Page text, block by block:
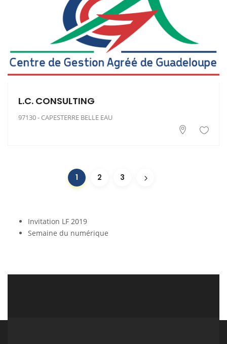
L.C. CONSULTING
97130 - CAPESTERRE BELLE EAU
1 2 3
Invitation LF 2019
Semaine du numérique